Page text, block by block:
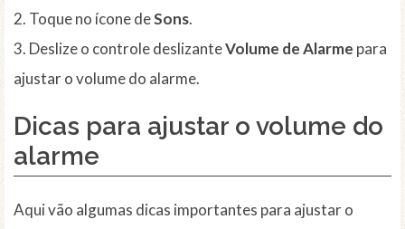
2. Toque no ícone deSons.
3. Deslize o controle deslizanteVolume de Alarme para
ajustar o volume do alarme.
Dicas para ajustar o volume do
alarme
Aqui vão algumas dicas importantes para ajustar o